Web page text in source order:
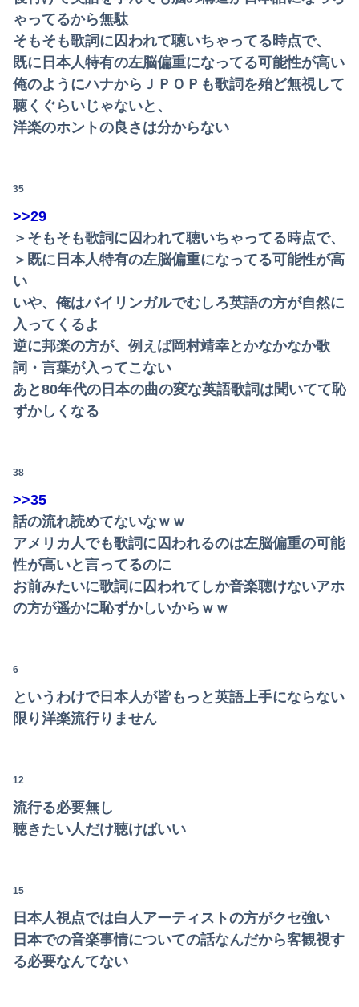
Powered by livedoor 相互RSS
ゃってるから無駄
そもそも歌詞に囚われて聴いちゃってる時点で、
既に日本人特有の左脳偏重になってる可能性が高い
俺のようにハナからＪＰＯＰも歌詞を殆ど無視して
聴くぐらいじゃないと、
洋楽のホントの良さは分からない
35
>>29
＞そもそも歌詞に囚われて聴いちゃってる時点で、
＞既に日本人特有の左脳偏重になってる可能性が高
い
いや、俺はバイリンガルでむしろ英語の方が自然に
入ってくるよ
逆に邦楽の方が、例えば岡村靖幸とかなかなか歌
詞・言葉が入ってこない
あと80年代の日本の曲の変な英語歌詞は聞いてて恥
ずかしくなる
38
>>35
話の流れ読めてないなｗｗ
アメリカ人でも歌詞に囚われるのは左脳偏重の可能
性が高いと言ってるのに
お前みたいに歌詞に囚われてしか音楽聴けないアホ
の方が遥かに恥ずかしいからｗｗ
6
というわけで日本人が皆もっと英語上手にならない
限り洋楽流行りません
12
流行る必要無し
聴きたい人だけ聴けばいい
15
日本人視点では白人アーティストの方がクセ強い
日本での音楽事情についての話なんだから客観視す
る必要なんてない